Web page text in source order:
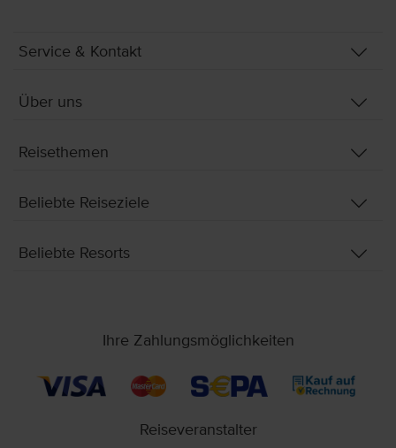
Service & Kontakt
Über uns
Reisethemen
Beliebte Reiseziele
Beliebte Resorts
Ihre Zahlungsmöglichkeiten
Reiseveranstalter